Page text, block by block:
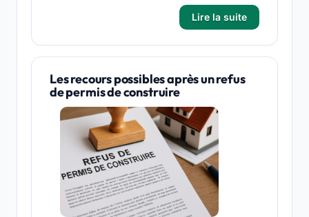
Lire la suite
Les recours possibles après un refus
de permis de construire